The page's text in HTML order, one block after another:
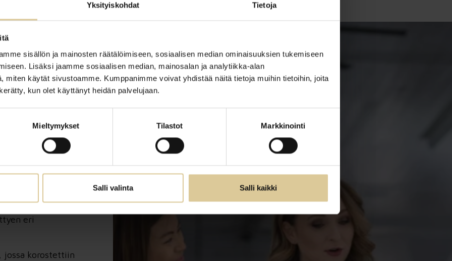
Yksityiskohdat Tietoja
sisällön ja mainosten räätälöimiseen, sosiaalisen median ominaisuuksien tukemiseen
Lisäksi jaamme sosiaalisen median, mainosalan ja analytiikka-alan
miten käytät sivustoamme. Kumppanimme voivat yhdistää näitä tietoja muihin tietoihin, joita
kun olet käyttänyt heidän palvelujaan.
Mieltymykset Tilastot Markkinointi
Salli valinta Salli kaikki
luomiseksi.
keskittyen muun
ja
eri
jossa korostettiin